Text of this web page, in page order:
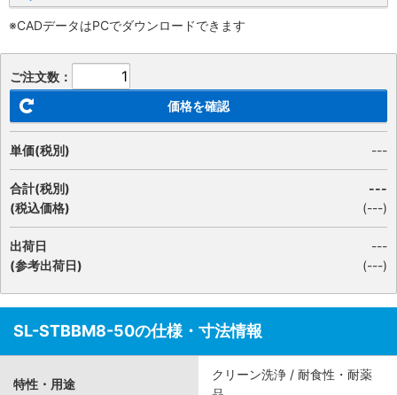
※CADデータはPCでダウンロードできます
ご注文数：
価格を確認
単価(税別) ---
合計(税別)
(税込価格)
---
(---)
出荷日
(参考出荷日)
---
(---)
SL-STBBM8-50の仕様・寸法情報
特性・用途
クリーン洗浄 / 耐食性・耐薬